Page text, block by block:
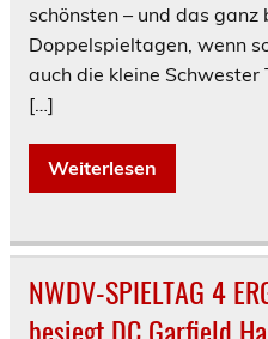
schönsten – und das ganz
Doppelspieltagen, wenn
auch die kleine Schwester
[…]
Weiterlesen
NWDV-SPIELTAG 4
besiegt DC Garfield